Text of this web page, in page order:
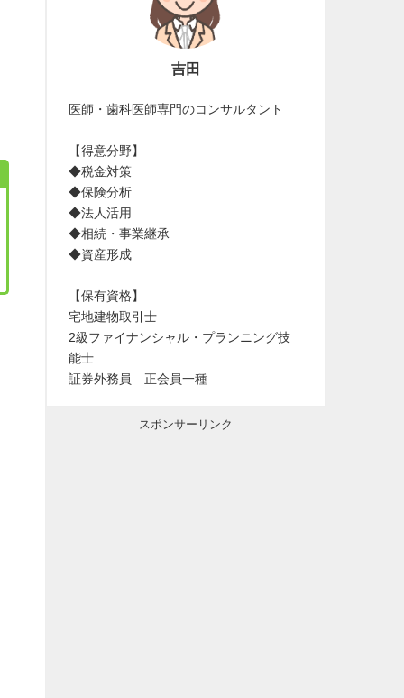
吉田
医師・歯科医師専門のコンサルタント
【得意分野】
◆税金対策
◆保険分析
◆法人活用
◆相続・事業継承
◆資産形成
【保有資格】
宅地建物取引士
2級ファイナンシャル・プランニング技
能士
証券外務員 正会員一種
スポンサーリンク